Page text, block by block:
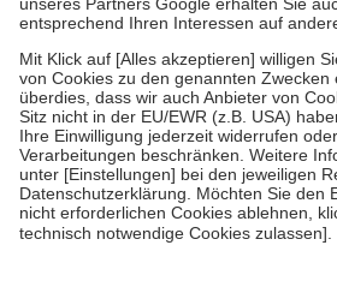
Um das Engagement der Versicherten für
stärken und die besondere Stellung der
fallenkeine Zuzahlungenan bei:
• Kindern und Jugendlichen bis zum
mit Ausnahme der Fahrkosten
• Untersuchungen zur Vorsorge und
GKV getragen werden
• empfohlenen Schutzimpfungen
• Harn- und Blutteststreifen